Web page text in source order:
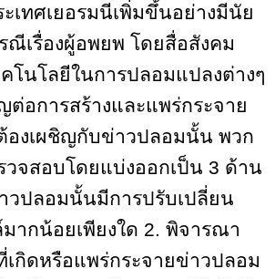
เทศเยอรมนีเพิ่มขึ้นอย่างมีนัย
เรื่องผู้อพยพ โดยสื่อสังคม
โนโลยีในการปลอมแปลงต่างๆ
อการสร้างและแพร่กระจาย
องเผชิญกับข่าวปลอมนั้น พวก
วจสอบโดยแบ่งออกเป็น 3 ด้าน
วปลอมนั้นมีการปรับเปลี่ยน
ากน้อยเพียงใด 2. พิจารณา
กิดหรือแพร่กระจายข่าวปลอม